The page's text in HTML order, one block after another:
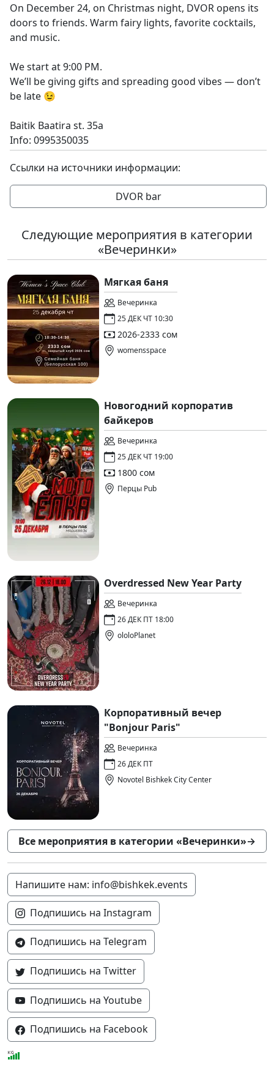
On December 24, on Christmas night, DVOR opens its
doors to friends. Warm fairy lights, favorite cocktails,
and music.
We start at 9:00 PM.
We’ll be giving gifts and spreading good vibes — don’t
be late 😉
Baitik Baatira st. 35a
Info: 0995350035
Ссылки на источники информации:
DVOR bar
Следующие мероприятия в категории
«Вечеринки»
Мягкая баня
Вечеринка
25 ДЕК ЧТ 10:30
2026-2333 сом
womensspace
Новогодний корпоратив
байкеров
Вечеринка
25 ДЕК ЧТ 19:00
1800 сом
Перцы Pub
Overdressed New Year Party
Вечеринка
26 ДЕК ПТ 18:00
ololoPlanet
Корпоративный вечер
"Bonjour Paris"
Вечеринка
26 ДЕК ПТ
Novotel Bishkek City Center
Все мероприятия в категории «Вечеринки»→
Напишите нам: info@bishkek.events
Подпишись на Instagram
Подпишись на Telegram
Подпишись на Twitter
Подпишись на Youtube
Подпишись на Facebook